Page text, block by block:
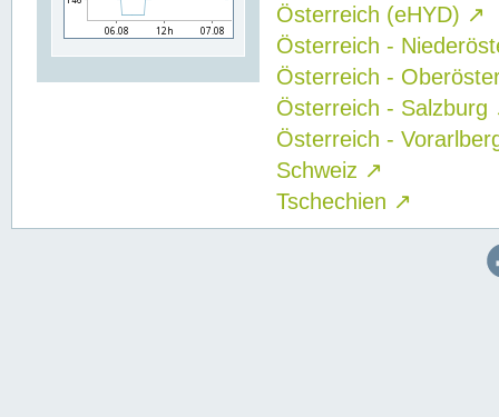
Österreich (eHYD) ↗
Österreich -
Österreich -
Österreich - Salzburg
Österreich -
Schweiz ↗
Tschechien ↗